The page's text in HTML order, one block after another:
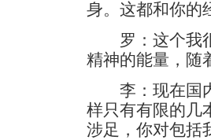
身。这都和你的
罗：这个我很
精神的能量，随
李：现在国内
样只有有限的几
涉足，你对包括